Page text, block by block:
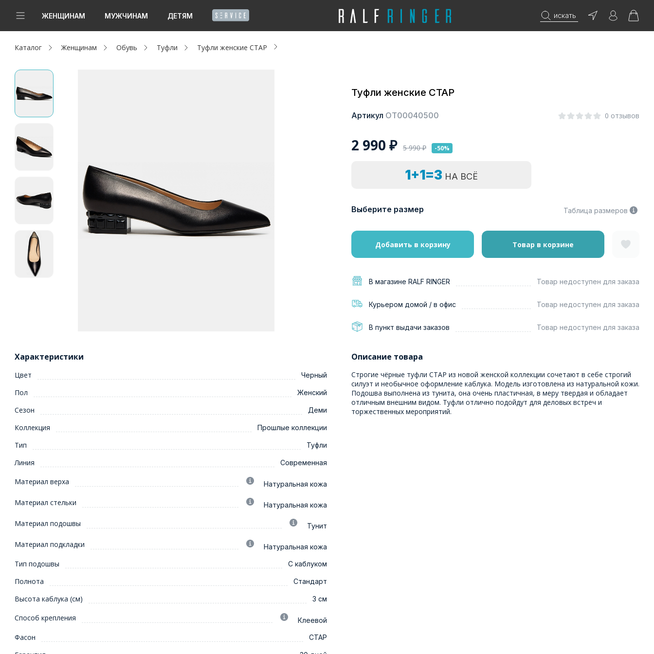
ЖЕНЩИНАМ МУЖЧИНАМ ДЕТЯМ искать
Новинки
Женщинам
Мужчинам
Капсула
Акции / Новости
Адреса магазинов
Каталог Женщинам Обувь Туфли Туфли женские СТАР
Туфли женские СТАР
Артикул ОТ00040500 0 отзывов
2 990 ₽ 5 990₽ -50%
1+1=3 НА ВСЁ
Выберите размер Таблица размеров
Добавить в корзину Товар в корзине
В магазине RALF RINGER Товар недоступен для заказа
Курьером домой / в офис Товар недоступен для заказа
В пункт выдачи заказов Товар недоступен для заказа
Характеристики
Цвет Черный
Пол Женский
Сезон Деми
Коллекция Прошлые коллекции
Тип Туфли
Линия Современная
Материал верха Натуральная кожа
Материал стельки Натуральная кожа
Материал подошвы Тунит
Материал подкладки Натуральная кожа
Тип подошвы С каблуком
Полнота Стандарт
Высота каблука (см) 3 см
Способ крепления Клеевой
Фасон СТАР
Описание товара
Строгие чёрные туфли СТАР из новой женской коллекции сочетают в себе строгий
силуэт и необычное оформление каблука. Модель изготовлена из натуральной кожи.
Подошва выполнена из тунита, она очень пластичная, в меру твердая и обладает
отличным внешним видом. Туфли отлично подойдут для деловых встреч и
торжественных мероприятий.